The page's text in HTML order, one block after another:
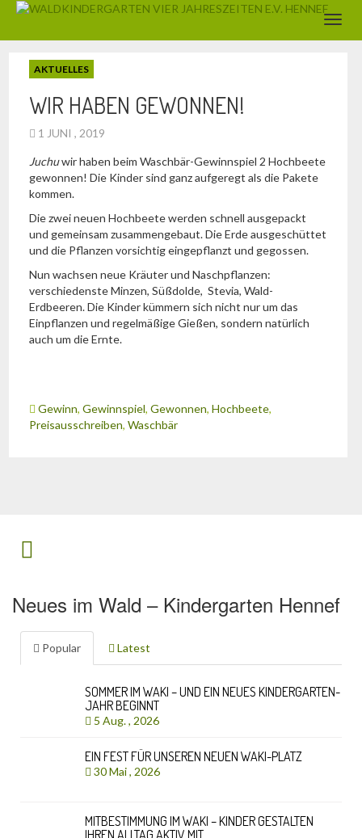
AKTUELLES
WIR HABEN GEWONNEN!
1 JUNI , 2019
Juchuwir haben beim Waschbär-Gewinnspiel 2 Hochbeete
gewonnen! Die Kinder sind ganz aufgeregt als die Pakete
kommen.
Die zwei neuen Hochbeete werden schnell ausgepackt
und gemeinsam zusammengebaut. Die Erde ausgeschüttet
und die Pflanzen vorsichtig eingepflanzt und gegossen.
Nun wachsen neue Kräuter und Naschpflanzen:
verschiedenste Minzen, Süßdolde, Stevia, Wald-
Erdbeeren. Die Kinder kümmern sich nicht nur um das
Einpflanzen und regelmäßige Gießen, sondern natürlich
auch um die Ernte.
Gewinn, Gewinnspiel, Gewonnen, Hochbeete,
Preisausschreiben, Waschbär
Neues im Wald – Kindergarten Hennef
Popular Latest
SOMMER IM WAKI – UND EIN NEUES KINDERGARTEN-
JAHR BEGINNT
5 Aug. , 2026
EIN FEST FÜR UNSEREN NEUEN WAKI-PLATZ
30 Mai , 2026
MITBESTIMMUNG IM WAKI – KINDER GESTALTEN
IHREN ALLTAG AKTIV MIT